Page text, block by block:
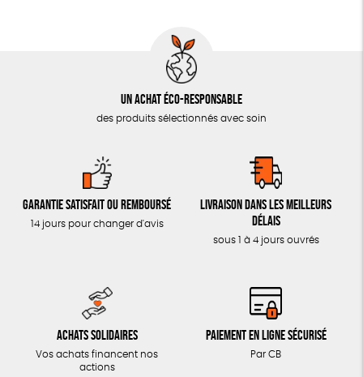
Un achat éco-responsable
des produits sélectionnés avec soin
Garantie satisfait ou remboursé
14 jours pour changer d'avis
Livraison dans les meilleurs
délais
sous 1 à 4 jours ouvrés
Achats solidaires
Vos achats financent nos
actions
Paiement en ligne sécurisé
Par CB